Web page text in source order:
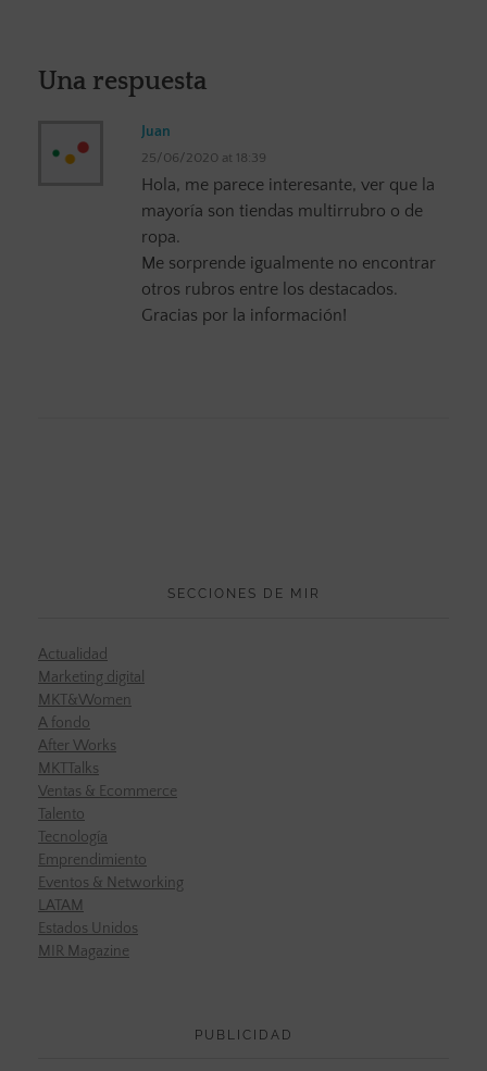
Una respuesta
Juan
25/06/2020 at 18:39
Hola, me parece interesante, ver que la
mayoría son tiendas multirrubro o de
ropa.
Me sorprende igualmente no encontrar
otros rubros entre los destacados.
Gracias por la información!
SECCIONES DE MIR
Actualidad
Marketing digital
MKT&Women
A fondo
After Works
MKTTalks
Ventas & Ecommerce
Talento
Tecnología
Emprendimiento
Eventos & Networking
LATAM
Estados Unidos
MIR Magazine
PUBLICIDAD